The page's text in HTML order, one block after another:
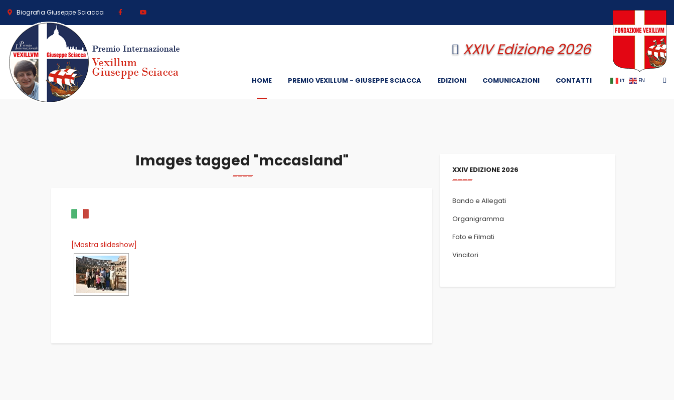
Biografia Giuseppe Sciacca
XXIV Edizione 2026
HOME PREMIO VEXILLUM - GIUSEPPE SCIACCA EDIZIONI COMUNICAZIONI CONTATTI EN
IT
Images tagged "mccasland"
[Mostra slideshow]
XXIV EDIZIONE 2026
Bando e Allegati
Organigramma
Foto e Filmati
Vincitori